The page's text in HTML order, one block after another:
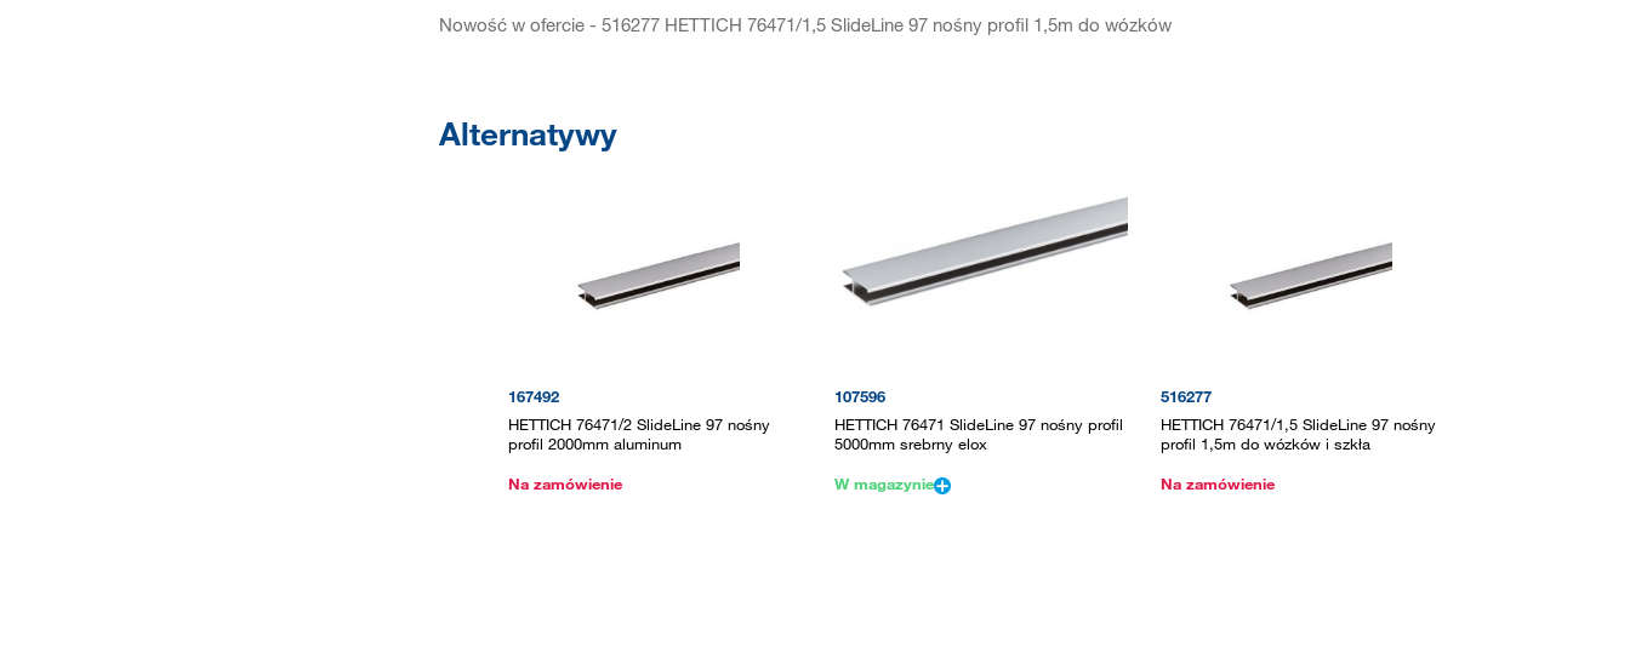
Nowość w ofercie - 516277 HETTICH 76471/1,5 SlideLine 97 nośny profil 1,5m do wózków
Alternatywy
167492
HETTICH 76471/2 SlideLine 97 nośny
profil 2000mm aluminum
Na zamówienie
107596
HETTICH 76471 SlideLine 97 nośny profil
5000mm srebrny elox
W magazynie
516277
HETTICH 76471/1,5 SlideLine 97 nośny
profil 1,5m do wózków i szkła
Na zamówienie